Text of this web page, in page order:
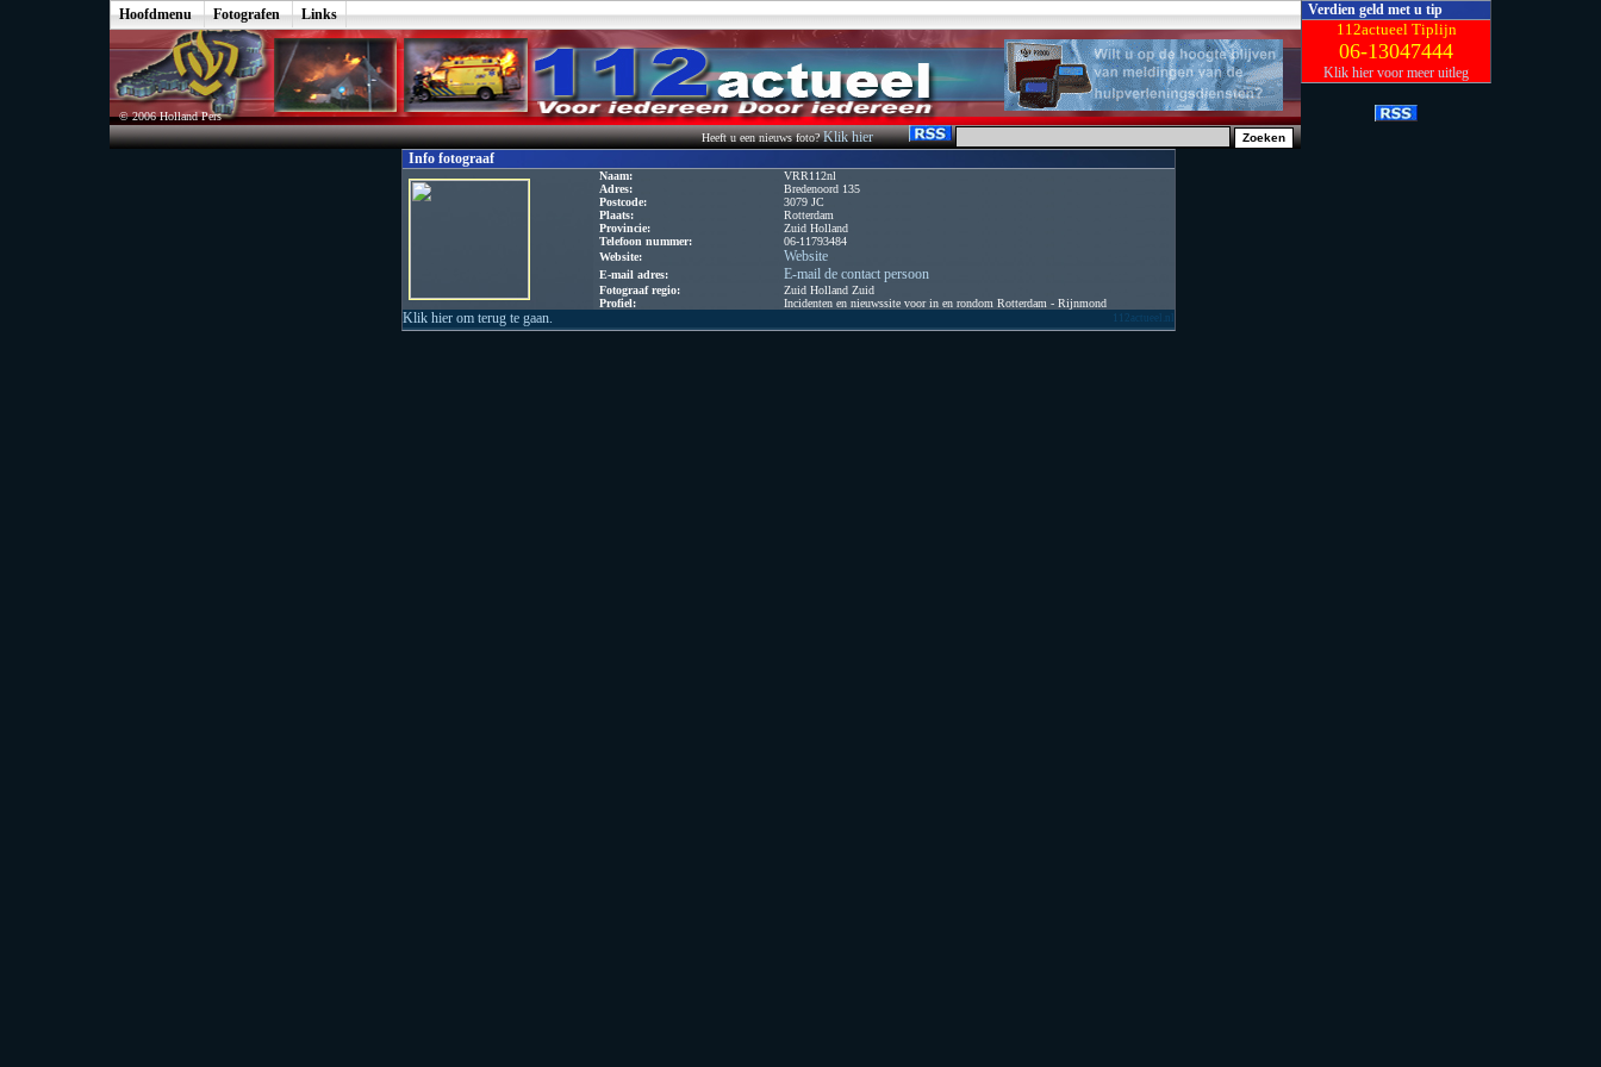
Hoofdmenu Fotografen Links
© 2006 Holland Pers
Heeft u een nieuws foto?Klik hier
Info fotograaf
Naam:
VRR112nl
Adres:
Bredenoord 135
Postcode:
3079 JC
Plaats:
Rotterdam
Provincie:
Zuid Holland
Telefoon nummer:
06-11793484
Website:
Website
E-mail adres: E-mail de contact persoon
Fotograaf regio:
Zuid Holland Zuid
Profiel:
Incidenten en nieuwssite voor in en rondom Rotterdam - Rijnmond
Klik hier om terug te gaan. 112actueel.nl
Verdien geld met u tip
112actueel Tiplijn
06-13047444
Klik hier voor meer uitleg